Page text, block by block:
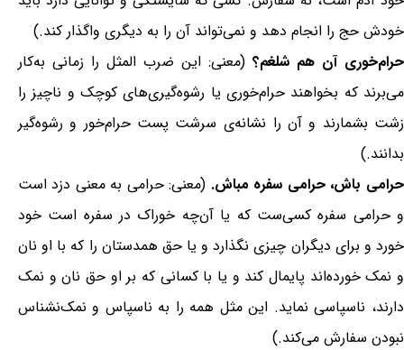
خودش حج را انجام دهد و نمی‌تواند آن را به دیگری واگذار کند.)
حرام‌خوری آن هم شلغم؟ (معنی: این ضرب المثل را زمانی به‌کار
می‌برند که بخواهند حرام‌خوری یا رشوه‌گیری‌های کوچک و ناچیز را
زشت بشمارند و آن را نشانه‌ی سرشت پست حرام‌خور و رشوه‌گیر
بدانند.)
حرامی باش، حرامی سفره مباش. (معنی: حرامی به معنی دزد است
و حرامی سفره کسی‌ست که یا آن‌چه خوراک در سفره است خود
خورد و برای دیگران چیزی نگذارد و یا حق همدستان را که با او نان
و نمک خورده‌اند پایمال کند و یا با کسانی که بر او حق نان و نمک
دارند، ناسپاسی نماید. این مثل همه را به ناسپاس و نمک‌نشناس
نبودن سفارش می‌کند.)